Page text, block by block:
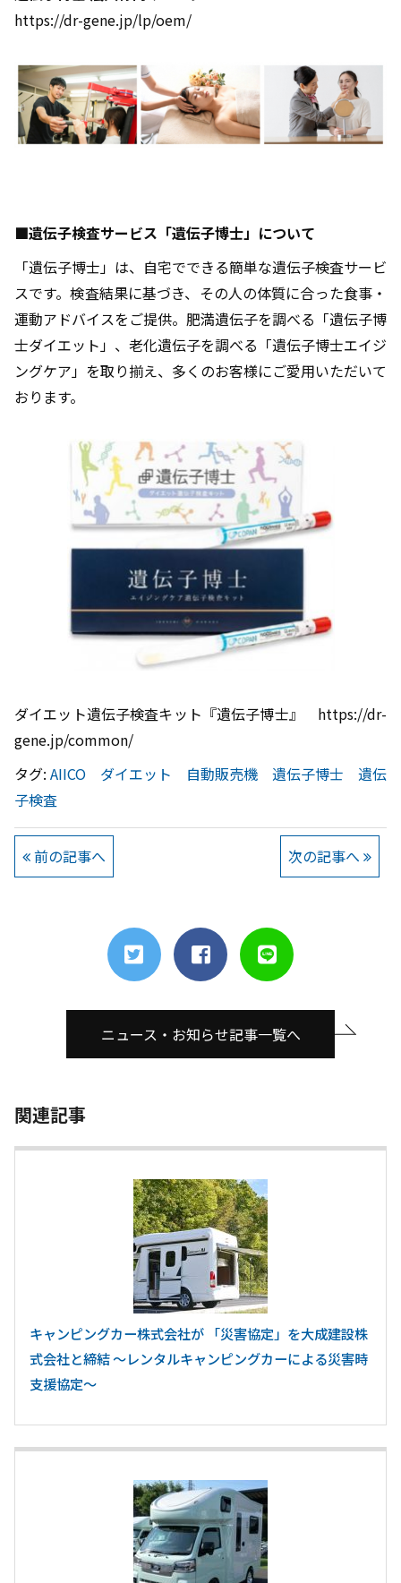
https://dr-gene.jp/lp/oem/
■遺伝子検査サービス「遺伝子博士」について
「遺伝子博士」は、自宅でできる簡単な遺伝子検査サービ
スです。検査結果に基づき、その人の体質に合った食事・
運動アドバイスをご提供。肥満遺伝子を調べる「遺伝子博
士ダイエット」、老化遺伝子を調べる「遺伝子博士エイジ
ングケア」を取り揃え、多くのお客様にご愛用いただいて
おります。
ダイエット遺伝子検査キット『遺伝子博士』 https://dr-
gene.jp/common/
タグ: AIICO ダイエット 自動販売機 遺伝子博士
遺伝
子検査
前の記事へ 次の記事へ
ニュース・お知らせ記事一覧へ
関連記事
キャンピングカー株式会社が 「災害協定」を大成建設株
式会社と締結 ～レンタルキャンピングカーによる災害時
支援協定～